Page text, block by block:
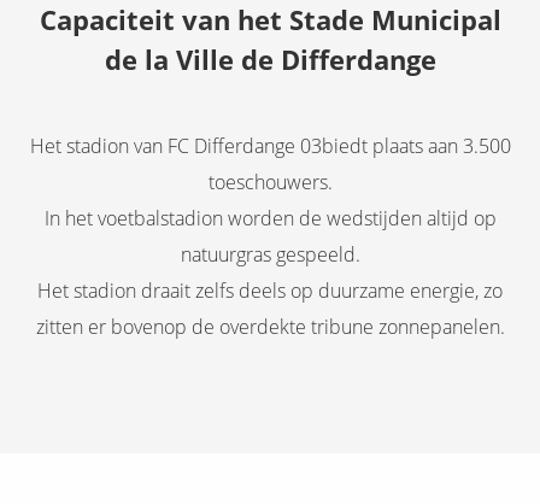
Capaciteit van het Stade Municipal
de la Ville de Differdange
Het stadion van FC Differdange 03biedt plaats aan 3.500
toeschouwers.
In het voetbalstadion worden de wedstijden altijd op
natuurgras gespeeld.
Het stadion draait zelfs deels op duurzame energie, zo
zitten er bovenop de overdekte tribune zonnepanelen.